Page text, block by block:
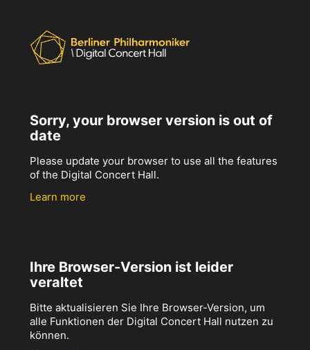
Sorry, your browser version is out of
date
Please update your browser to use all the features
of the Digital Concert Hall.
Learn more
Ihre Browser-Version ist leider
veraltet
Bitte aktualisieren Sie Ihre Browser-Version, um
alle Funktionen der Digital Concert Hall nutzen zu
können.